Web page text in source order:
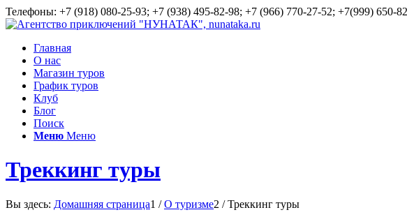
Телефоны: +7 (918) 080-25-93; +7 (938) 495-82-98; +7 (966) 770-27-52; +7(999) 650-
Главная
О нас
Магазин туров
График туров
Клуб
Блог
Поиск
Меню Меню
Треккинг туры
Вы здесь: Домашняя страница1 / О туризме2 / Треккинг туры